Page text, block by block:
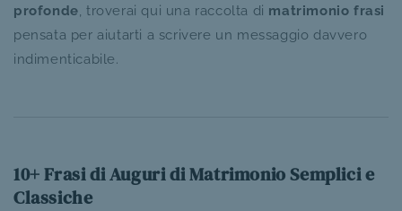
profonde, troverai qui una raccolta di matrimonio frasi
pensata per aiutarti a scrivere un messaggio davvero
indimenticabile.
10+ Frasi di Auguri di Matrimonio Semplici e
Classiche